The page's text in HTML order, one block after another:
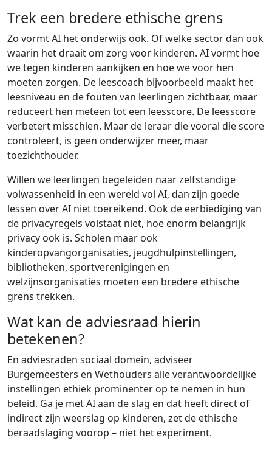
Trek een bredere ethische grens
Zo vormt AI het onderwijs ook. Of welke sector dan ook
waarin het draait om zorg voor kinderen. AI vormt hoe
we tegen kinderen aankijken en hoe we voor hen
moeten zorgen. De leescoach bijvoorbeeld maakt het
leesniveau en de fouten van leerlingen zichtbaar, maar
reduceert hen meteen tot een leesscore. De leesscore
verbetert misschien. Maar de leraar die vooral die score
controleert, is geen onderwijzer meer, maar
toezichthouder.
Willen we leerlingen begeleiden naar zelfstandige
volwassenheid in een wereld vol AI, dan zijn goede
lessen over AI niet toereikend. Ook de eerbiediging van
de privacyregels volstaat niet, hoe enorm belangrijk
privacy ook is. Scholen maar ook
kinderopvangorganisaties, jeugdhulpinstellingen,
bibliotheken, sportverenigingen en
welzijnsorganisaties moeten een bredere ethische
grens trekken.
Wat kan de adviesraad hierin
betekenen?
En adviesraden sociaal domein, adviseer
Burgemeesters en Wethouders alle verantwoordelijke
instellingen ethiek prominenter op te nemen in hun
beleid. Ga je met AI aan de slag en dat heeft direct of
indirect zijn weerslag op kinderen, zet de ethische
beraadslaging voorop – niet het experiment.